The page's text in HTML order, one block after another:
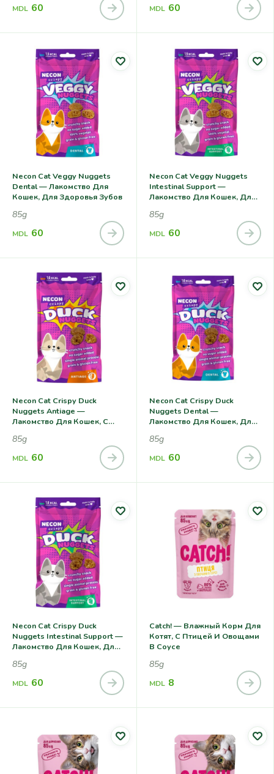
MDL 60 MDL 60
Necon Cat Veggy Nuggets
Dental — Лакомство Для
Кошек, Для Здоровья Зубов
85g
MDL 60
Necon Cat Veggy Nuggets
Intestinal Support —
Лакомство Для Кошек, Для
Пищеварительной Системы
85g
MDL 60
Necon Cat Crispy Duck
Nuggets Antiage —
Лакомство Для Кошек, С
Защита
85g
MDL 60
Necon Сat Crispy Duck
Nuggets Dental —
Лакомство Для Кошек, Для
85g
MDL 60
Necon Cat Crispy Duck
Nuggets Intestinal Support —
Лакомство Для Кошек, Для
Пищеварительной Системы
85g
MDL 60
Catch! — Влажный Корм Для
Котят, С Птицей И Овощами
В Соусе
85g
MDL 8